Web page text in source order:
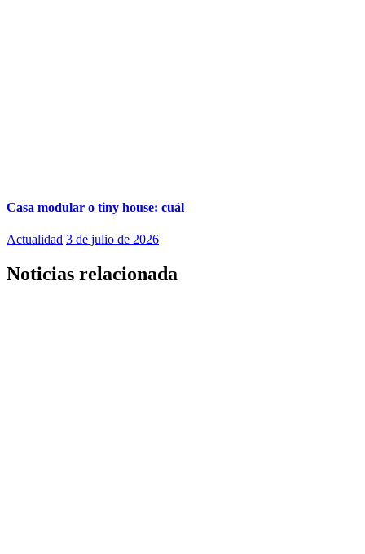
Casa modular o tiny house: cuál
Actualidad 3 de julio de 2026
Noticias relacionada